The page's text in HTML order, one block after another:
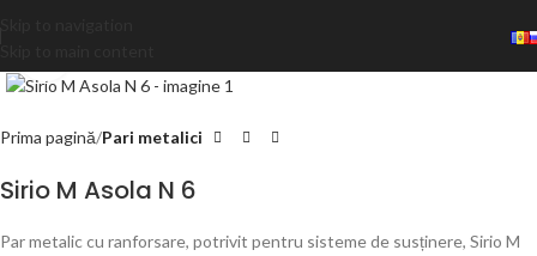
Prima pagină Pari metalici
Sirio M Asola N 6
Par metalic cu ranforsare, potrivit pentru sisteme de susținere, Sirio M